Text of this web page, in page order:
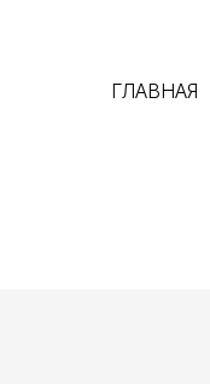
ГЛАВНАЯ